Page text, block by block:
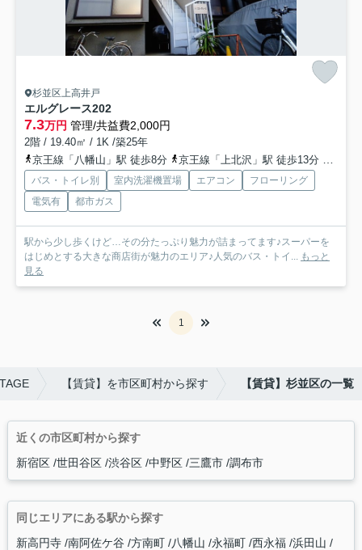
杉並区上高井戸
エルグレース202
7.3万円 管理/共益費2,000円
2階 / 19.40㎡ / 1K /築25年
京王線「八幡山」駅 徒歩8分
京王線「上北沢」駅 徒歩13分
バス・トイレ別 室内洗濯機置場 エアコン
フローリング
電気有
都市ガス
駅から少し歩くけど…その分たっぷり魅力が詰まってます♪スーパーを
はじめとする大きな商店街が魅力のエリア♪人気のバス・トイ...
もっと
見る
1
【賃貸】を市区町村から探す 【賃貸】杉並区の一覧
近くの市区町村から探す
新宿区 世田谷区 渋谷区 中野区 三鷹市 調布市
同じエリアにある駅から探す
新高円寺 南阿佐ケ谷 方南町 八幡山 永福町 西永福 浜田山